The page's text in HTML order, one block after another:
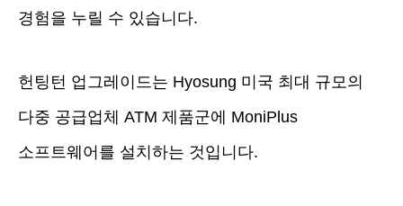
경험을 누릴 수 있습니다.
헌팅턴 업그레이드는 Hyosung 미국 최대 규모의
다중 공급업체 ATM 제품군에 MoniPlus
소프트웨어를 설치하는 것입니다.